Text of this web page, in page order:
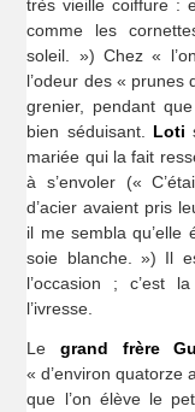
très vieille coiffure :
comme les
soleil. ») Chez «
l’odeur des « prunes
grenier, pendant
bien séduisant. Loti
mariée qui la fait
à s’envoler («
d’acier avaient pris
il me sembla qu’elle
soie blanche. ») Il
l’occasion ; c’est
l’ivresse.
Le grand frère
« d’environ quatorze
que l’on élève le